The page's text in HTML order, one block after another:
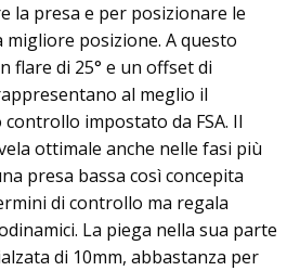
la presa e per posizionare le
migliore posizione. A questo
flare di 25° e un offset di
al meglio il
impostato da FSA. Il
ottimale anche nelle fasi più
presa bassa così concepita
di controllo ma regala
La piega nella sua parte
di 10mm, abbastanza per